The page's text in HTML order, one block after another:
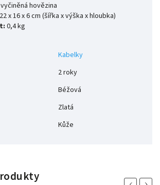
vyčiněná hovězina
22 x 16 x 6 cm (šířka x výška x hloubka)
0,4 kg
Kabelky
2 roky
Béžová
Zlatá
Kůže